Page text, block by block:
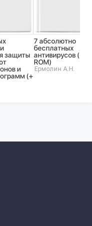
защиты
и
(+
7 абсолютно
бесплатных
антивирусов (+
ROM)
Ермолин А.Н.